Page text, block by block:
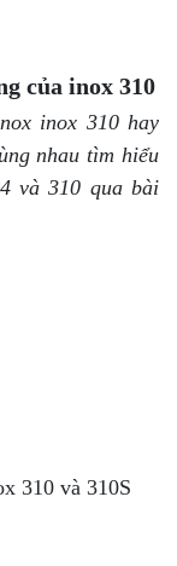
của inox 310
inox 310 hay
nhau tìm hiểu
và 310 qua bài
310 và 310S